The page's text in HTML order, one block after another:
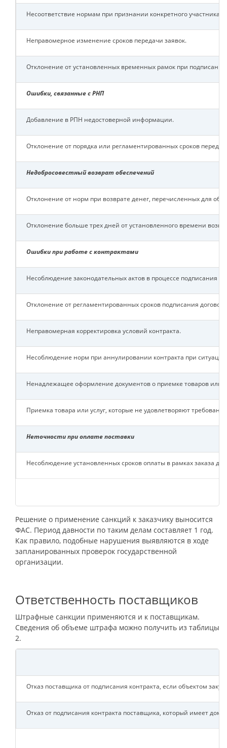
Несоответствие нормам при признании конкретного участника
Неправомерное изменение сроков передачи заявок.
Отклонение от установленных временных рамок при подписании
Ошибки, связанные с РНП
Добавление в РПН недостоверной информации.
Отклонение от порядка или регламентированных сроков
Недобросовестный возврат обеспечений
Отклонение от норм при возврате денег, перечисленных для
Отклонение больше трех дней от установленного времени
Ошибки при работе с контрактами
Несоблюдение законодательных актов в процессе подписания
Отклонение от регламентированных сроков подписания
Неправомерная корректировка условий контракта.
Несоблюдение норм при аннулировании контракта при
Ненадлежащее оформление документов о приемке товаров или
Приемка товара или услуг, которые не удовлетворяют
Неточности при оплате поставки
Несоблюдение установленных сроков оплаты в рамках заказа
Решение о применение санкций к заказчику выносится
ФАС. Период давности по таким делам составляет 1 год.
Как правило, подобные нарушения выявляются в ходе
запланированных проверок государственной
организации.
Ответственность поставщиков
Штрафные санкции применяются и к поставщикам.
Сведения об объеме штрафа можно получить из таблицы
2.
Отказ поставщика от подписания контракта, если объектом
Отказ от подписания контракта поставщика, который имеет